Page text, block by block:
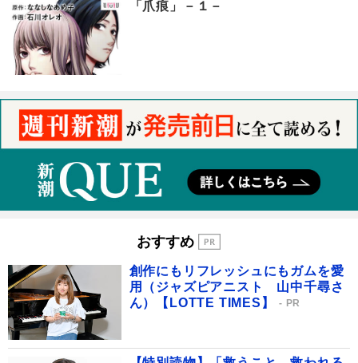
「爪痕」－１－
おすすめ
創作にもリフレッシュにもガムを愛
用（ジャズピアニスト 山中千尋さ
ん）【LOTTE TIMES】
PR